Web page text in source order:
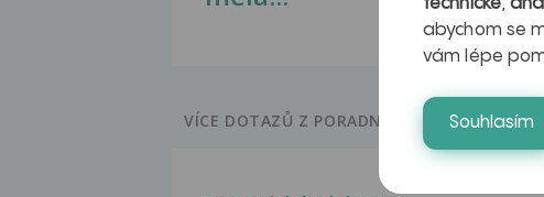
VÍCE DOTAZŮ Z PORADNY
technické,
abychom se
vám lépe
Souhlasím